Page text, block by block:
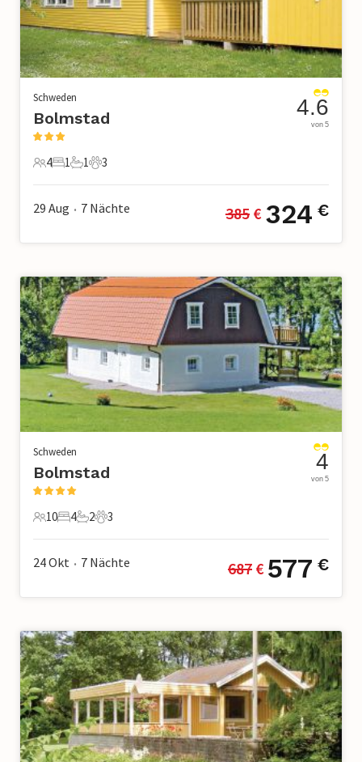
Schweden
Bolmstad
4 Gäste
4
1 Schlafzimmer
1
1 Badezimmer
1
3 Haustiere
3
4.6
von 5
29 Aug • 7 Nächte 385 € 324 €
Schweden
Bolmstad
10 Gäste
10
4 Schlafzimmer
4
2 Badezimmer
2
3 Haustiere
3
4
von 5
24 Okt • 7 Nächte 687 € 577 €